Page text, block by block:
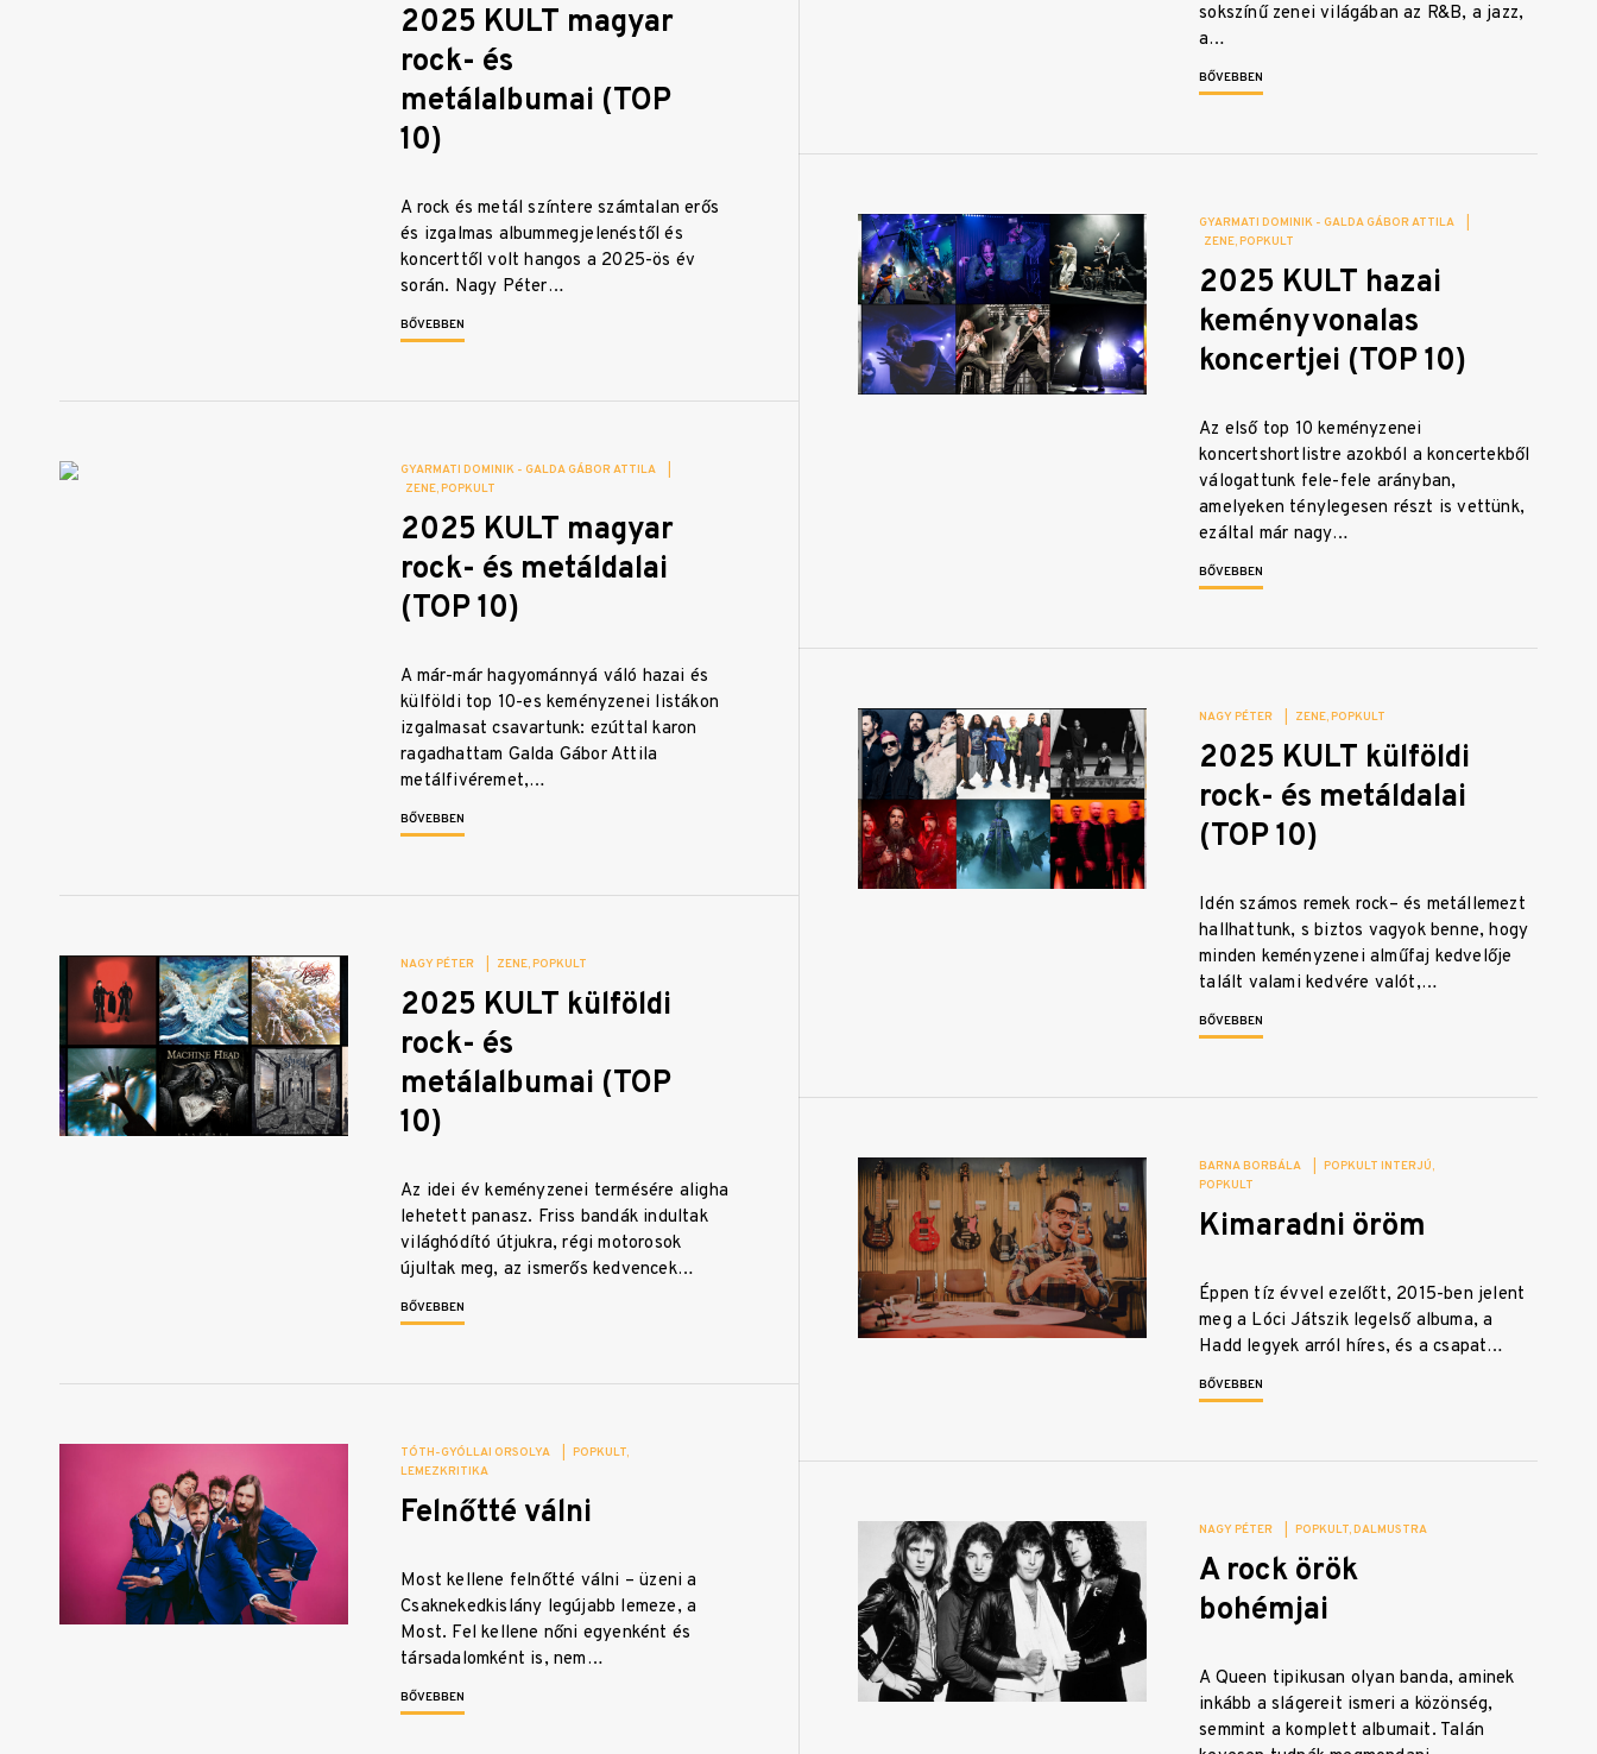
sokszínű zenei világában az R&B, a jazz,
a…
BŐVEBBEN
2025 KULT magyar
rock- és
metálalbumai (TOP
10)
A rock és metál színtere számtalan erős
és izgalmas albummegjelenéstől és
koncerttől volt hangos a 2025-ös év
során. Nagy Péter…
BŐVEBBEN
GYARMATI DOMINIK - GALDA GÁBOR ATTILA
ZENE POPKULT
2025 KULT hazai
keményvonalas
koncertjei (TOP 10)
Az első top 10 keményzenei
koncertshortlistre azokból a koncertekből
válogattunk fele-fele arányban,
amelyeken ténylegesen részt is vettünk,
ezáltal már nagy…
BŐVEBBEN
GYARMATI DOMINIK - GALDA GÁBOR ATTILA
ZENE POPKULT
2025 KULT magyar
rock- és metáldalai
(TOP 10)
A már-már hagyománnyá váló hazai és
külföldi top 10-es keményzenei listákon
izgalmasat csavartunk: ezúttal karon
ragadhattam Galda Gábor Attila
metálfivéremet,…
BŐVEBBEN
NAGY PÉTER ZENE POPKULT
2025 KULT külföldi
rock- és metáldalai
(TOP 10)
Idén számos remek rock– és metállemezt
hallhattunk, s biztos vagyok benne, hogy
minden keményzenei alműfaj kedvelője
talált valami kedvére valót,…
BŐVEBBEN
NAGY PÉTER ZENE POPKULT
2025 KULT külföldi
rock- és
metálalbumai (TOP
10)
Az idei év keményzenei termésére aligha
lehetett panasz. Friss bandák indultak
világhódító útjukra, régi motorosok
újultak meg, az ismerős kedvencek…
BŐVEBBEN
BARNA BORBÁLA
POPKULT INTERJÚ
POPKULT
Kimaradni öröm
Éppen tíz évvel ezelőtt, 2015-ben jelent
meg a Lóci Játszik legelső albuma, a
Hadd legyek arról híres, és a csapat…
BŐVEBBEN
TÓTH-GYÓLLAI ORSOLYA
POPKULT
LEMEZKRITIKA
Felnőtté válni
Most kellene felnőtté válni – üzeni a
Csaknekedkislány legújabb lemeze, a
Most. Fel kellene nőni egyenként és
társadalomként is, nem…
BŐVEBBEN
NAGY PÉTER POPKULT DALMUSTRA
A rock örök
bohémjai
A Queen tipikusan olyan banda, aminek
inkább a slágereit ismeri a közönség,
semmint a komplett albumait. Talán